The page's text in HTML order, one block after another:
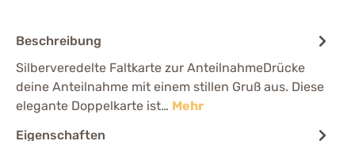
Beschreibung
Silberveredelte Faltkarte zur AnteilnahmeDrücke
deine Anteilnahme mit einem stillen Gruß aus. Diese
elegante Doppelkarte ist… Mehr
Eigenschaften